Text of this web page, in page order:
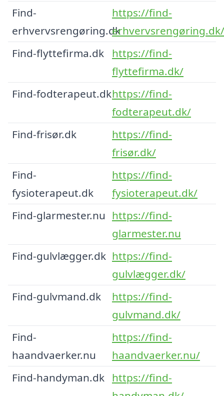
Find-
erhvervsrengøring.dk
https://find-
erhvervsrengøring.dk/
Find-flyttefirma.dk
https://find-
flyttefirma.dk/
Find-fodterapeut.dkhttps://find-
fodterapeut.dk/
Find-frisør.dk
https://find-
frisør.dk/
Find-
fysioterapeut.dk
https://find-
fysioterapeut.dk/
Find-glarmester.nu https://find-
glarmester.nu
Find-gulvlægger.dk https://find-
gulvlægger.dk/
Find-gulvmand.dk
https://find-
gulvmand.dk/
Find-
haandvaerker.nu
https://find-
haandvaerker.nu/
Find-handyman.dk https://find-